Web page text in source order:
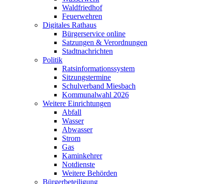
Waldfriedhof
Feuerwehren
Digitales Rathaus
Bürgerservice online
Satzungen & Verordnungen
Stadtnachrichten
Politik
Ratsinformationssystem
Sitzungstermine
Schulverband Miesbach
Kommunalwahl 2026
Weitere Einrichtungen
Abfall
Wasser
Abwasser
Strom
Gas
Kaminkehrer
Notdienste
Weitere Behörden
Bürgerbeteiligung